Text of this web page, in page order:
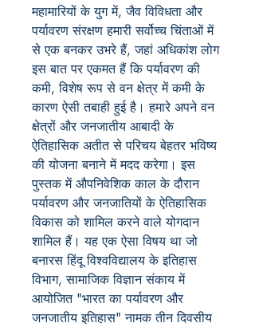
महामारियों के युग में, जैव विविधता और
पर्यावरण संरक्षण हमारी सर्वोच्च चिंताओं में
से एक बनकर उभरे हैं, जहां अधिकांश लोग
इस बात पर एकमत हैं कि पर्यावरण की
कमी, विशेष रूप से वन क्षेत्र में कमी के
कारण ऐसी तबाही हुई है। हमारे अपने वन
क्षेत्रों और जनजातीय आबादी के
ऐतिहासिक अतीत से परिचय बेहतर भविष्य
की योजना बनाने में मदद करेगा। इस
पुस्तक में औपनिवेशिक काल के दौरान
पर्यावरण और जनजातियों के ऐतिहासिक
विकास को शामिल करने वाले योगदान
शामिल हैं। यह एक ऐसा विषय था जो
बनारस हिंदू विश्वविद्यालय के इतिहास
विभाग, सामाजिक विज्ञान संकाय में
आयोजित "भारत का पर्यावरण और
जनजातीय इतिहास" नामक तीन दिवसीय